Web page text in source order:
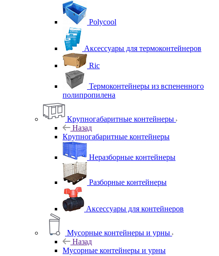
Polycool
Аксессуары для термоконтейнеров
Ric
Термоконтейнеры из вспененного
полипропилена
Крупногабаритные контейнеры
Назад
Крупногабаритные контейнеры
Неразборные контейнеры
Разборные контейнеры
Аксессуары для контейнеров
Мусорные контейнеры и урны
Назад
Мусорные контейнеры и урны